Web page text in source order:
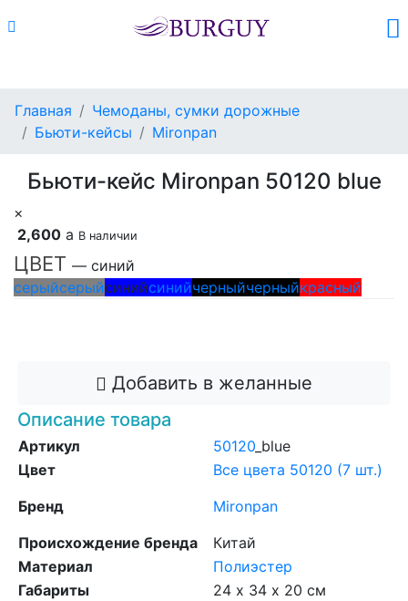
Главная
Чемоданы, сумки дорожные
Бьюти-кейсы
Mironpan
Бьюти-кейс Mironpan 50120 blue
×
2,600 a В наличии
ЦВЕТ — синий
серыйсерыйсинийсинийчерныйчерныйкрасный
Добавить в желанные
Описание товара
Артикул 50120 _blue
Цвет
Все цвета 50120 (7 шт.)
Бренд
Mironpan
Происхождение бренда
Китай
Материал
Полиэстер
Габариты
24 х 34 х 20 см